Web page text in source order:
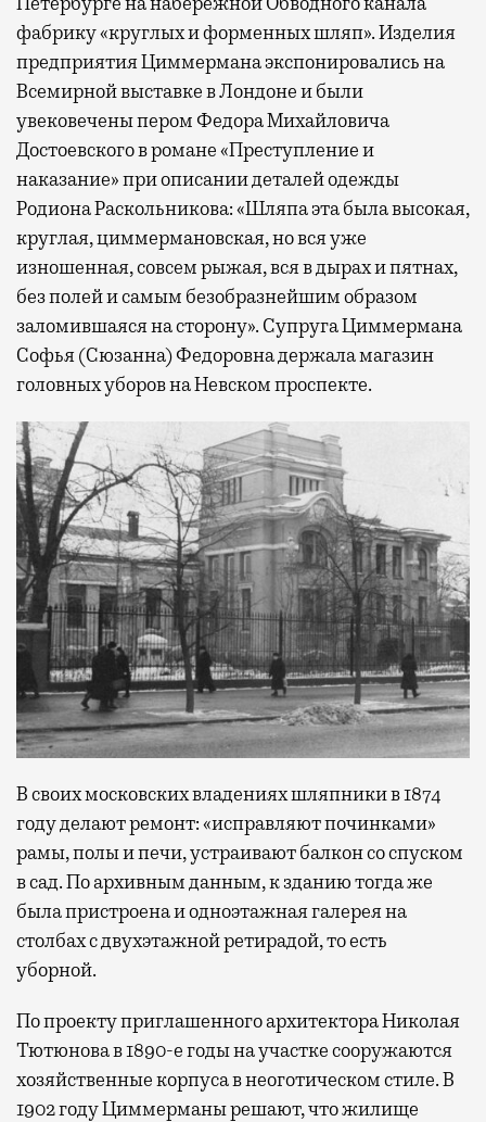
фабрику «круглых и форменных шляп». Изделия
предприятия Циммермана экспонировались на
Всемирной выставке в Лондоне и были
увековечены пером Федора Михайловича
Достоевского в романе «Преступление и
наказание» при описании деталей одежды
Родиона Раскольникова: «Шляпа эта была высокая,
круглая, циммермановская, но вся уже
изношенная, совсем рыжая, вся в дырах и пятнах,
без полей и самым безобразнейшим образом
заломившаяся на сторону». Супруга Циммермана
Софья (Сюзанна) Федоровна держала магазин
головных уборов на Невском проспекте.
В своих московских владениях шляпники в 1874
году делают ремонт: «исправляют починками»
рамы, полы и печи, устраивают балкон со спуском
в сад. По архивным данным, к зданию тогда же
была пристроена и одноэтажная галерея на
столбах с двухэтажной ретирадой, то есть
уборной.
По проекту приглашенного архитектора Николая
Тютюнова в 1890-е годы на участке сооружаются
хозяйственные корпуса в неоготическом стиле. В
1902 году Циммерманы решают, что жилище